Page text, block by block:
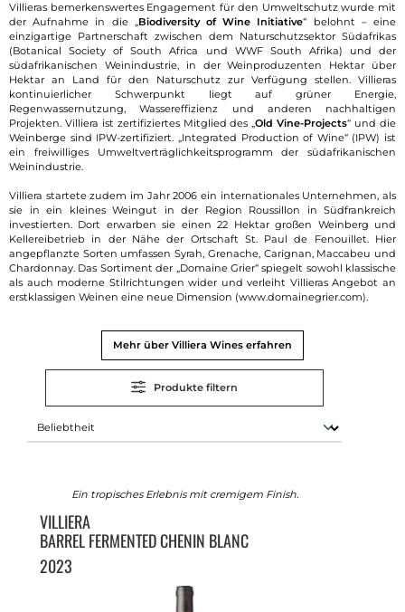
Villieras bemerkenswertes Engagement für den Umweltschutz wurde mit
der Aufnahme in die „Biodiversity of Wine Initiative“ belohnt – eine
einzigartige Partnerschaft zwischen dem Naturschutzsektor Südafrikas
(Botanical Society of South Africa und WWF South Afrika) und der
südafrikanischen Weinindustrie, in der Weinproduzenten Hektar über
Hektar an Land für den Naturschutz zur Verfügung stellen. Villieras
kontinuierlicher Schwerpunkt liegt auf grüner Energie,
Regenwassernutzung, Wassereffizienz und anderen nachhaltigen
Projekten. Villiera ist zertifiziertes Mitglied des „Old Vine-Projects“ und die
Weinberge sind IPW-zertifiziert. „Integrated Production of Wine“ (IPW) ist
ein freiwilliges Umweltverträglichkeitsprogramm der südafrikanischen
Weinindustrie.
Villiera startete zudem im Jahr 2006 ein internationales Unternehmen, als
sie in ein kleines Weingut in der Region Roussillon in Südfrankreich
investierten. Dort erwarben sie einen 22 Hektar großen Weinberg und
Kellereibetrieb in der Nähe der Ortschaft St. Paul de Fenouillet. Hier
angepflanzte Sorten umfassen Syrah, Grenache, Carignan, Maccabeu und
Chardonnay. Das Sortiment der „Domaine Grier“ spiegelt sowohl klassische
als auch moderne Stilrichtungen wider und verleiht Villieras Angebot an
erstklassigen Weinen eine neue Dimension (www.domainegrier.com).
Mehr über Villiera Wines erfahren
Produkte filtern
Ein tropisches Erlebnis mit cremigem Finish.
VILLIERA
BARREL FERMENTED CHENIN BLANC
2023